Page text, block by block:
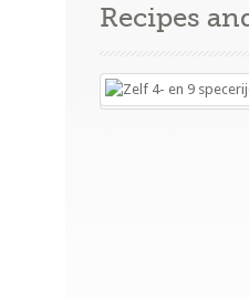
Recipes